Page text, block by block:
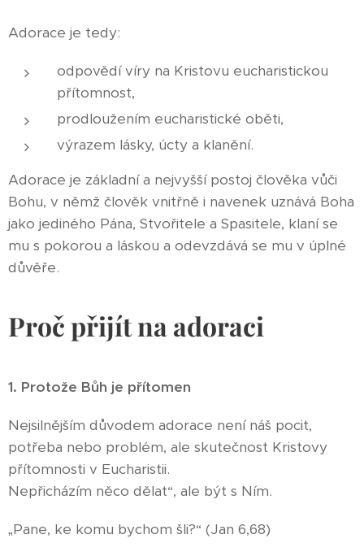
Adorace je tedy:
odpovědí víry na Kristovu eucharistickou
přítomnost,
prodloužením eucharistické oběti,
výrazem lásky, úcty a klanění.
Adorace je základní a nejvyšší postoj člověka vůči
Bohu, v němž člověk vnitřně i navenek uznává Boha
jako jediného Pána, Stvořitele a Spasitele, klaní se
mu s pokorou a láskou a odevzdává se mu v úplné
důvěře.
Proč přijít na adoraci
1. Protože Bůh je přítomen
Nejsilnějším důvodem adorace není náš pocit,
potřeba nebo problém, ale skutečnost Kristovy
přítomnosti v Eucharistii.
Nepřicházím něco dělat“, ale být s Ním.
„Pane, ke komu bychom šli?“ (Jan 6,68)